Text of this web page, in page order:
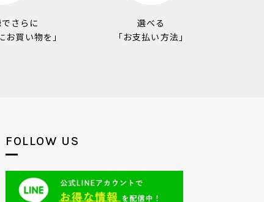
さらに
お買い物を」
選べる
「お支払い方法」
FOLLOW US